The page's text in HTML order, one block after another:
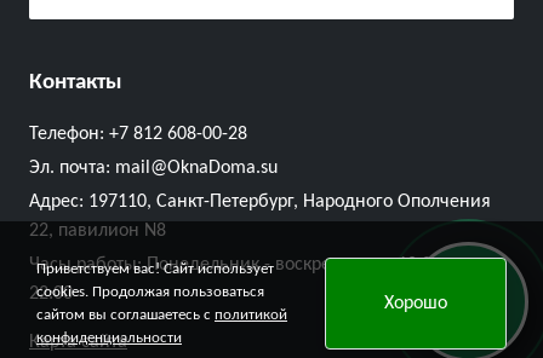
Контакты
Телефон: +7 812 608-00-28
Эл. почта: mail@OknaDoma.su
Адрес: 197110, Санкт-Петербург, Народного Ополчения
22, павилион N8
Часы работы: Понедельник - воскресенье с 10:00 до
22:00
Карта сайта
Приветствуем вас! Сайт использует
cookies. Продолжая пользоваться
сайтом вы соглашаетесь с политикой
конфиденциальности
Хорошо